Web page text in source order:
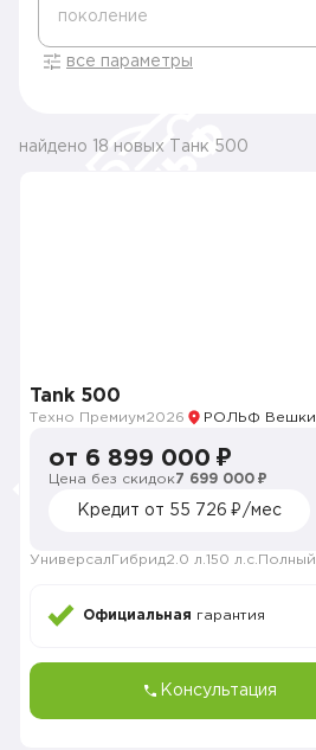
поколение
все параметры
найдено 18 новых Танк 500
Tank 500
Техно Премиум2026 РОЛЬФ Вешки
от 6 899 000 ₽
Цена без скидок7 699 000 ₽
Кредит от 55 726 ₽/мес
Универсал Гибрид2.0 л. 150 л.с. Полный
Официальная гарантия
Консультация